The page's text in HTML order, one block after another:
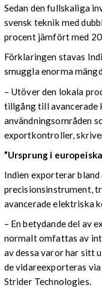
Sedan den fullskaliga
svensk teknik med
procent jämfört med
Förklaringen stavas
smuggla enorma
– Utöver den lokala
tillgång till avancerade
användningsområden
exportkontroller,
”Ursprung i
Indien exporterar
precisionsinstrument,
avancerade elektriska
– En betydande del av
normalt omfattas av
av dessa varor har sitt
de vidareexporteras
Strider Technologies.